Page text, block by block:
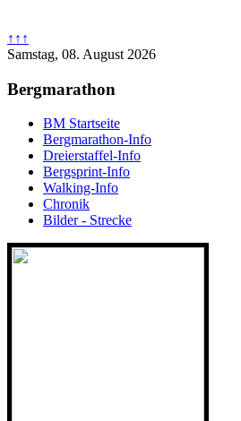
↑↑↑
Samstag, 08. August 2026
Bergmarathon
BM Startseite
Bergmarathon-Info
Dreierstaffel-Info
Bergsprint-Info
Walking-Info
Chronik
Bilder - Strecke